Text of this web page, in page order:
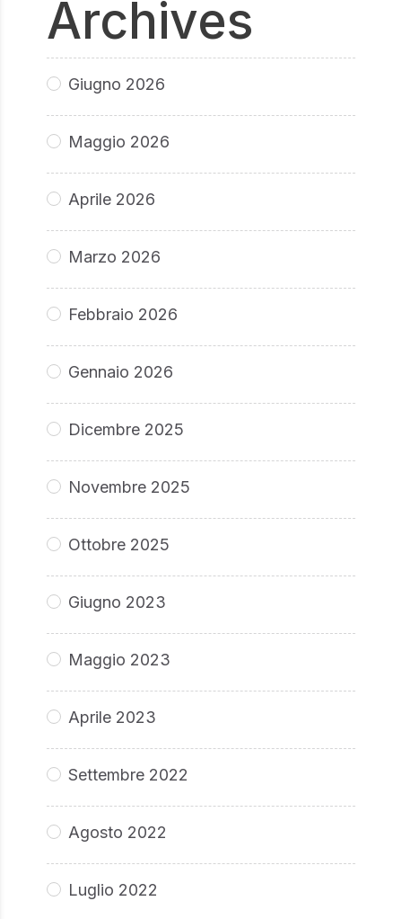
Archives
Giugno 2026
Maggio 2026
Aprile 2026
Marzo 2026
Febbraio 2026
Gennaio 2026
Dicembre 2025
Novembre 2025
Ottobre 2025
Giugno 2023
Maggio 2023
Aprile 2023
Settembre 2022
Agosto 2022
Luglio 2022